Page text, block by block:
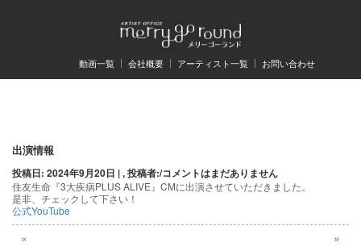
動画一覧 会社概要 アーティスト一覧 お問い合わせ
出演情報
投稿日: 2024年9月20日 | , 投稿者:/コメントはまだありません
住友生命『3大疾病PLUS ALIVE』CMに出演させていただきました。
是非、チェックして下さい！
公式YouTube
投
稿
ナ
ビ
« »